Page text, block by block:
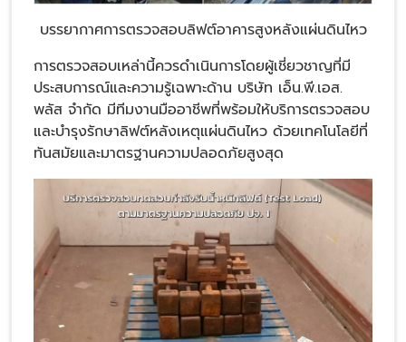
บรรยากาศการตรวจสอบลิฟต์อาคารสูงหลังแผ่นดินไหว
การตรวจสอบเหล่านี้ควรดำเนินการโดยผู้เชี่ยวชาญที่มี
ประสบการณ์และความรู้เฉพาะด้าน บริษัท เอ็น.พี.เอส.
พลัส จำกัด มีทีมงานมืออาชีพที่พร้อมให้บริการตรวจสอบ
และบำรุงรักษาลิฟต์หลังเหตุแผ่นดินไหว ด้วยเทคโนโลยีที่
ทันสมัยและมาตรฐานความปลอดภัยสูงสุด